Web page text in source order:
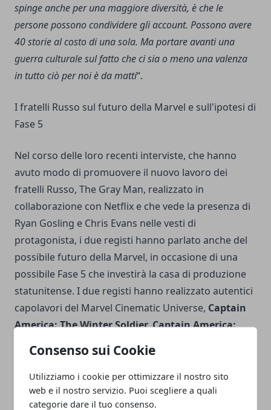
Consenso sui Cookie
Utilizziamo i cookie per ottimizzare il nostro sito
web e il nostro servizio. Puoi scegliere a quali
categorie dare il tuo consenso.
spinge anche per una maggiore diversità, è che le
persone possono condividere gli account. Possono avere
40 storie al costo di una sola. Ma portare avanti una
guerra culturale sul fatto che ci sia o meno una valenza
in tutto ciò per noi è da matti“.
I fratelli Russo sul futuro della Marvel e sull'ipotesi di
Fase 5
Nel corso delle loro recenti interviste, che hanno
avuto modo di promuovere il nuovo lavoro dei
fratelli Russo, The Gray Man, realizzato in
collaborazione con Netflix e che vede la presenza di
Ryan Gosling e Chris Evans nelle vesti di
protagonista, i due registi hanno parlato anche del
possibile futuro della Marvel, in occasione di una
possibile Fase 5 che investirà la casa di produzione
statunitense. I due registi hanno realizzato autentici
capolavori del Marvel Cinematic Universe, Captain
America: The Winter Soldier, Captain America:
Endgame, capaci non soltanto di alzare l'asticella dei
prodotti cinematografici inclusi nel MCU, ma anche
di generare incassi di grandissima importanza; di